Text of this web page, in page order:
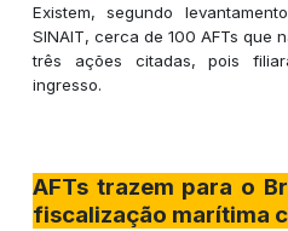
Existem, segundo
SINAIT, cerca de 100 AFTs que
três ações citadas, pois
ingresso.
AFTs trazem para o
fiscalização marítima